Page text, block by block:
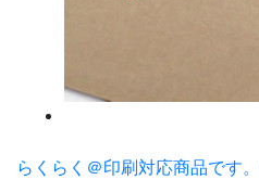
らくらく＠印刷対応商品です。